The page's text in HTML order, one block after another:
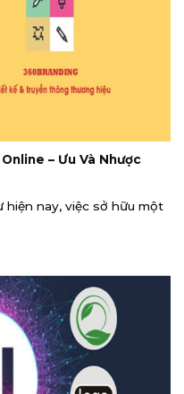
– Ưu Và Nhược
hiện nay, việc sở hữu một